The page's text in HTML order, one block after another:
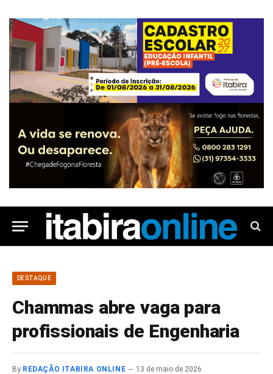
DESTAQUE
Chammas abre vaga para
profissionais de Engenharia
By REDAÇÃO ITABIRA ONLINE
13 de maio de 2026